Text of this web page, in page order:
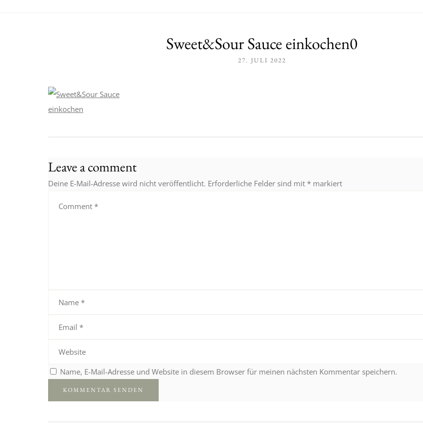
Sweet&Sour Sauce einkochen0
27. JULI 2022
Leave a comment
Deine E-Mail-Adresse wird nicht veröffentlicht. Erforderliche Felder sind mit * markiert
Name, E-Mail-Adresse und Website in diesem Browser für meinen nächsten Kommentar speichern.